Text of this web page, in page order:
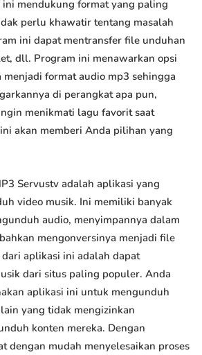
mendukung format yang paling
perlu khawatir tentang masalah
ini dapat mentransfer file unduhan
dll. Program ini menawarkan opsi
format audio mp3 sehingga
di perangkat apa pun,
menikmati lagu favorit saat
akan memberi Anda pilihan yang
Servustv adalah aplikasi yang
video musik. Ini memiliki banyak
audio, menyimpannya dalam
mengonversinya menjadi file
aplikasi ini adalah dapat
dari situs paling populer. Anda
aplikasi ini untuk mengunduh
yang tidak mengizinkan
konten mereka. Dengan
dengan mudah menyelesaikan proses